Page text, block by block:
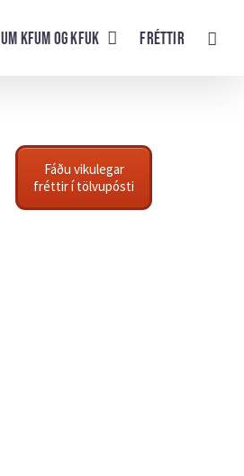
UM KFUM og KFUK Fréttir
Fáðu vikulegar
fréttir í tölvupósti